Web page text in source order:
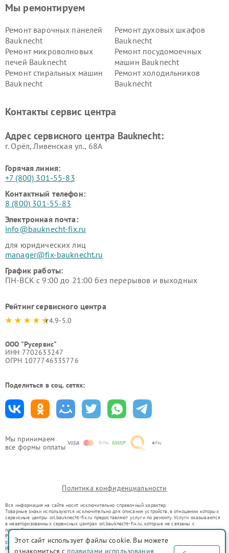
Мы принимаем
все формы оплаты
Мы ремонтируем
Ремонт варочных панелей
Bauknecht
Ремонт духовых шкафов
Bauknecht
Ремонт микроволновых
печей Bauknecht
Ремонт посудомоечных
машин Bauknecht
Ремонт стиральных машин
Bauknecht
Ремонт холодильников
Bauknecht
Контакты сервис центра
Адрес сервисного центра Bauknecht:
г. Орёл, Ливенская ул., 68А
Горячая линия:
+7 (800) 301-55-83
Контактный телефон:
8 (800) 301-55-83
Электронная почта:
info@bauknecht-fix.ru
для юридических лиц
manager@fix-bauknecht.ru
График работы:
ПН-ВСК с 9:00 до 21:00 без перерывов и выходных
Рейтинг сервисного центра
4.9-5.0
ООО "Русервис"
ИНН 7702633247
ОГРН 1077746335776
Поделиться в соц. сетях:
Политика конфиденциальности
Вся информация на сайте носит исключительно справочный характер.
Товарные знаки используются исключительно для описания устройств, в отношении которых
сервисные центры orl.bauknecht-fix.ru предоставляют услуги по ремонту. Услуги оказываются
в неавторизованных сервисных центрах orl.bauknecht-fix.ru, которые не связаны с
правообладателями товарных знаков или их официальными представителями.
Ремонт осуществляется для устройств, уже введенных в гражданский оборот в соответствии
со статьей 1487 ГК РФ.
Использование товарных знаков не преследует цели индивидуализации услуг или введения
Этот сайт использует файлы cookie. Вы можете
ознакомиться с правилами использования